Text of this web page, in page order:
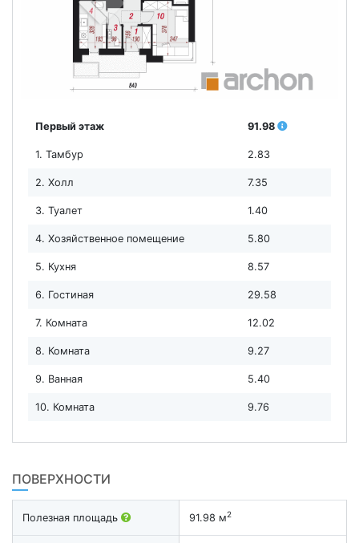
Первый этаж 91.98
1. Тамбур 2.83
2. Холл 7.35
3. Туалет 1.40
4. Хозяйственное помещение 5.80
5. Кухня 8.57
6. Гостиная 29.58
7. Комната 12.02
8. Комната 9.27
9. Ванная 5.40
10. Комната 9.76
ПОВЕРХНОСТИ
Полезная площадь 91.98 м2